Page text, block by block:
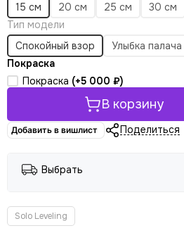
15 см
20 см 25 см
30 см
Тип модели
Спокойный взор
Улыбка палача
Покраска
Покраска (+5 000 ₽)
В корзину
Добавить в вишлист Поделиться
Выбрать
Solo Leveling